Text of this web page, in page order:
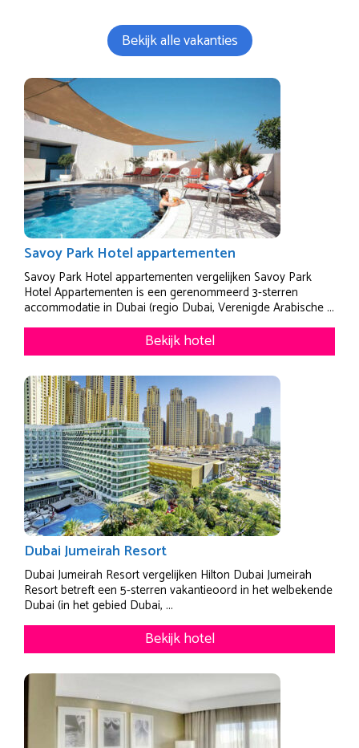
Bekijk alle vakanties
Savoy Park Hotel appartementen
Savoy Park Hotel appartementen vergelijken Savoy Park
Hotel Appartementen is een gerenommeerd 3-sterren
accommodatie in Dubai (regio Dubai, Verenigde Arabische ...
Bekijk hotel
Dubai Jumeirah Resort
Dubai Jumeirah Resort vergelijken Hilton Dubai Jumeirah
Resort betreft een 5-sterren vakantieoord in het welbekende
Dubai (in het gebied Dubai, ...
Bekijk hotel